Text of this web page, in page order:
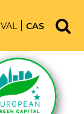
VAL CAS